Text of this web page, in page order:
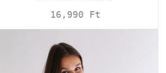
16,990 Ft